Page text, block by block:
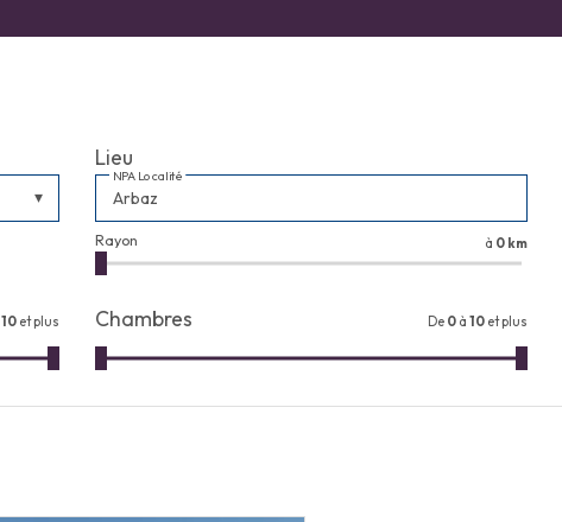
Lieu
NPA Localité
Rayon à 0 km
10 et plus Chambres De 0 à 10 et plus